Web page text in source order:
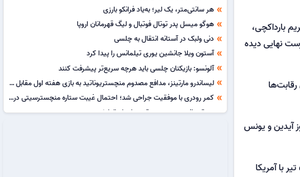
بارداکچی،
نهایی دیده
آیدین و یونس
این تیم روز ۲۴ خرداد به مصاف استرالیا می‌رود، ۳۰ خرداد برابر پاراگوئه قرار می‌گیرد و در آخرین مسابقه مرحله گروهی روز ۵ تیر با آمریکا
double_arrow هر سانتی‌متر، یک لیر؛ به‌یاد فرانکو بارزی
double_arrow هوگو میسل پدر توتال فوتبال و لیگ قهرمانان اروپا
double_arrow دنی ولبک در آستانه انتقال به چلسی
double_arrow آستون ویلا جانشین یوری تیلمانس را پیدا کرد
double_arrow آلونسو: بازیکنان چلسی باید هرچه سریع‌تر پیشرفت کنند
double_arrow لیساندرو مارتینز، مدافع مصدوم منچستریوناتید به بازی هفته اول مقابل هال سیتی می‌رسد
double_arrow کمر رودری با موفقیت جراحی شد؛ احتمال غیبت ستاره منچسترسیتی در آغاز فصل جدید
double_arrow روبرتو مانچینی سرمربی تیم ملی ایتالیا شد